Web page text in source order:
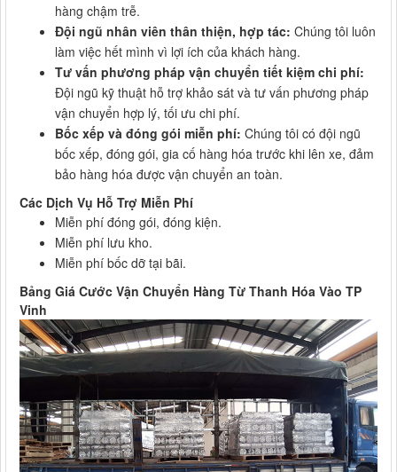
hàng chậm trễ.
Đội ngũ nhân viên thân thiện, hợp tác: Chúng tôi luôn
làm việc hết mình vì lợi ích của khách hàng.
Tư vấn phương pháp vận chuyển tiết kiệm chi phí:
Đội ngũ kỹ thuật hỗ trợ khảo sát và tư vấn phương pháp
vận chuyển hợp lý, tối ưu chi phí.
Bốc xếp và đóng gói miễn phí: Chúng tôi có đội ngũ
bốc xếp, đóng gói, gia cố hàng hóa trước khi lên xe, đảm
bảo hàng hóa được vận chuyển an toàn.
Các Dịch Vụ Hỗ Trợ Miễn Phí
Miễn phí đóng gói, đóng kiện.
Miễn phí lưu kho.
Miễn phí bốc dỡ tại bãi.
Bảng Giá Cước Vận Chuyển Hàng Từ Thanh Hóa Vào TP
Vinh